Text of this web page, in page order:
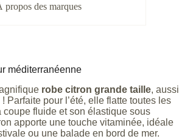
propos des marques
méditerranéenne
robe citron grande taille, aussi
Parfaite pour l’été, elle flatte toutes les
coupe fluide et son élastique sous
apporte une touche vitaminée, idéale
ou une balade en bord de mer.